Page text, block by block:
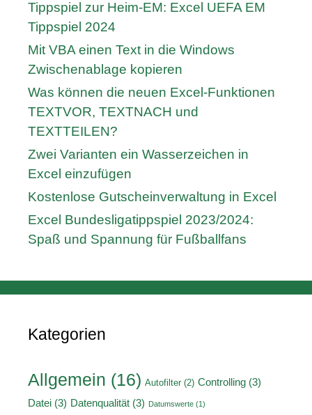
Tippspiel zur Heim-EM: Excel UEFA EM
Tippspiel 2024
Mit VBA einen Text in die Windows
Zwischenablage kopieren
Was können die neuen Excel-Funktionen
TEXTVOR, TEXTNACH und
TEXTTEILEN?
Zwei Varianten ein Wasserzeichen in
Excel einzufügen
Kostenlose Gutscheinverwaltung in Excel
Excel Bundesligatippspiel 2023/2024:
Spaß und Spannung für Fußballfans
Kategorien
Allgemein (16) Autofilter (2) Controlling (3)
Datei (3) Datenqualität (3) Datumswerte (1)